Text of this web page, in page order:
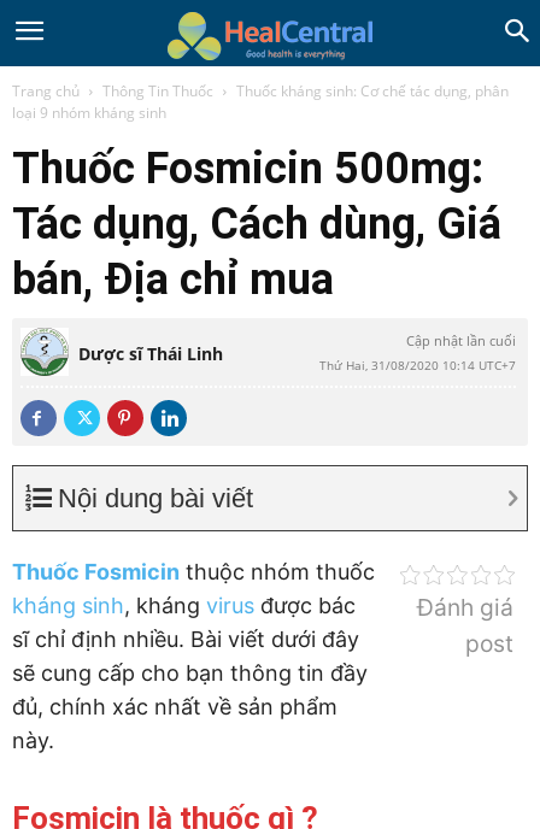
Trang chủ Thông Tin Thuốc
Thuốc kháng sinh: Cơ chế tác dụng, phân
loại 9 nhóm kháng sinh
Thuốc Fosmicin 500mg:
Tác dụng, Cách dùng, Giá
bán, Địa chỉ mua
Dược sĩ Thái Linh
Cập nhật lần cuối
Thứ Hai, 31/08/2020 10:14 UTC+7
Nội dung bài viết
Đánh giá
post
Thuốc Fosmicin thuộc nhóm thuốc
kháng sinh, kháng virus được bác
sĩ chỉ định nhiều. Bài viết dưới đây
sẽ cung cấp cho bạn thông tin đầy
đủ, chính xác nhất về sản phẩm
này.
Fosmicin là thuốc gì ?